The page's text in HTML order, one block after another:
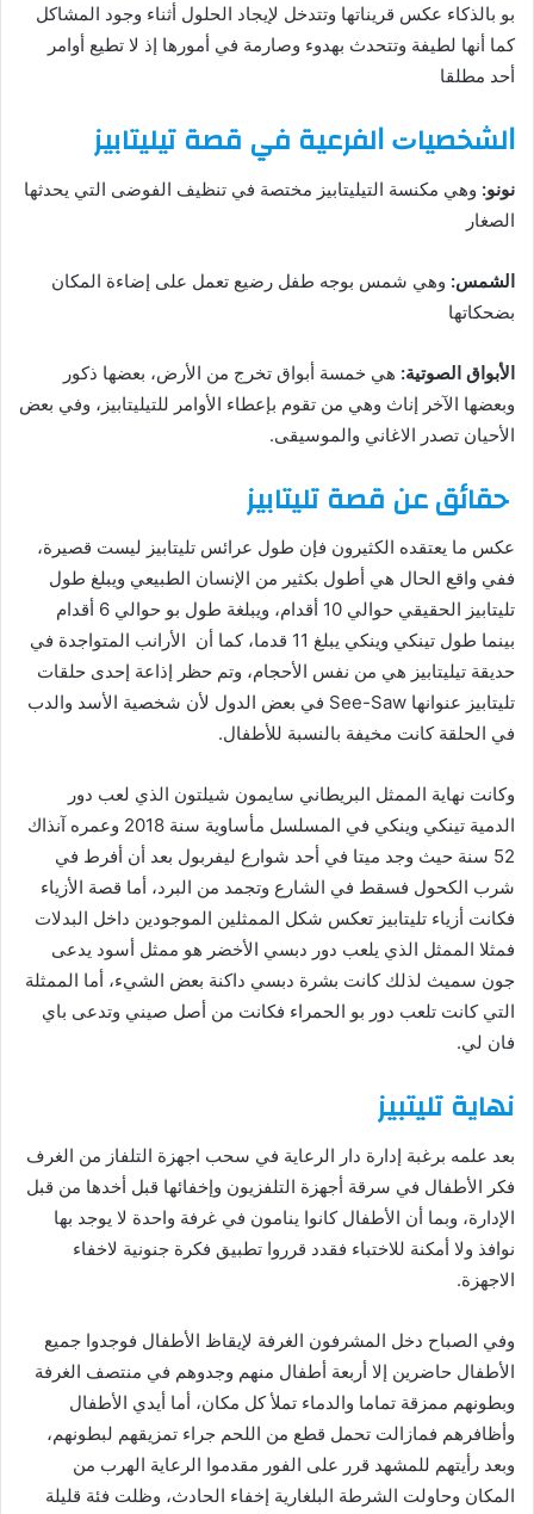
بو بالذكاء عكس قريناتها وتتدخل لإيجاد الحلول أثناء وجود المشاكل
كما أنها ﻟﻄﻴﻔﺔ ﻭﺗﺘﺤﺪﺙ ﺑﻬﺪﻭﺀ وصارمة في أمورها إذ لا ﺗﻄﻴﻊ ﺃﻭﺍﻣﺮ
ﺃﺣﺪ مطلقا
ﺍﻟﺸﺨﺼﻴﺎﺕ ﺍﻟﻔﺮﻋﻴﺔ ﻓﻲ ﻗﺼﺔ ﺗﻴﻠﻴﺘﺎﺑﻴﺰ
ﻧﻮﻧﻮ: وهي ﻣﻜﻨﺴﺔ ﺍﻟﺘﻴﻠﻴﺘﺎﺑﻴﺰ مختصة في تنظيف ﺍﻟﻔﻮﺿﻰ ﺍﻟﺘﻲ ﻳﺤﺪثها
الصغار
ﺍﻟﺸﻤﺲ: وهي ﺷﻤﺲ ﺑﻮﺟﻪ ﻃﻔﻞ ﺭﺿﻴﻊ تعمل على إضاءة ﺍﻟﻤﻜﺎﻥ
ﺑﻀﺤﻜﺎﺗﻬﺎ
ﺍﻷﺑﻮﺍﻕ ﺍﻟﺼﻮﺗﻴﺔ: ﻫﻲ ﺧﻤﺴﺔ ﺃﺑﻮﺍﻕ ﺗﺨﺮﺝ ﻣﻦ ﺍﻷﺭﺽ، ﺑﻌﻀﻬﺎ ﺫﻛﻮﺭ
ﻭﺑﻌﻀﻬﺎ الآخر ﺇﻧﺎﺙ ﻭﻫﻲ من تقوم بإعطاء ﺍﻷﻭﺍﻣﺮ ﻟﻠﺘﻴﻠﻴﺘﺎﺑﻴﺰ، وفي بعض
الأحيان ﺗﺼﺪﺭ ﺍﻻﻏﺎﻧﻲ ﻭﺍﻟﻤﻮﺳﻴﻘﻰ.
ﺣﻘﺎﺋﻖ ﻋﻦ قصة ﺗﻠﻴﺘﺎﺑﻴﺰ
عكس ما يعتقده الكثيرون فإن طول ﻋﺮﺍﺋﺲ ﺗﻠﻴﺘﺎﺑﻴﺰ ليست ﻗﺼﻴﺮﺓ،
ففي واقع الحال هي ﺃﻃﻮﻝ ﺑﻜﺜﻴﺮ ﻣﻦ ﺍﻹﻧﺴﺎﻥ ﺍﻟﻄﺒﻴﻌﻲ وﻳﺒﻠﻎ ﻃﻮﻝ
ﺗﻠﻴﺘﺎﺑﻴﺰ ﺍﻟﺤﻘﻴﻘﻲ ﺣﻮﺍﻟﻲ 10 ﺃﻗﺪﺍﻡ، ويبلغة طول ﺑﻮ ﺣﻮﺍﻟﻲ 6 ﺃﻗﺪﺍﻡ
بينما طول ﺗﻴﻨﻜﻲ ﻭﻳﻨﻜﻲ ﻳﺒﻠﻎ 11 ﻗﺪما، كما أن ﺍﻷﺭﺍﻧﺐ المتواجدة ﻓﻲ
ﺣﺪﻳﻘﺔ ﺗﻴﻠﻴﺘﺎﺑﻴﺰ ﻫﻲ من نفس ﺍﻷﺣﺠﺎﻡ، وﺗﻢ ﺣﻈﺮ ﺇﺫﺍﻋﺔ ﺇﺣﺪﻯ ﺣﻠﻘﺎﺕ
ﺗﻠﻴﺘﺎﺑﻴﺰ ﻋﻨﻮﺍﻧﻬﺎ See-Saw ﻓﻲ ﺑﻌﺾ ﺍﻟﺪﻭﻝ ﻷﻥ ﺷﺨﺼﻴﺔ ﺍﻷﺳﺪ ﻭﺍﻟﺪﺏ
ﻓﻲ ﺍﻟﺤﻠﻘﺔ ﻛﺎﻧﺖ مخيفة بالنسبة للأطفال.
وﻛﺎﻧﺖ ﻧﻬﺎﻳﺔ ﺍﻟﻤﻤﺜﻞ ﺍﻟﺒﺮﻳﻄﺎﻧﻲ ﺳﺎﻳﻤﻮﻥ ﺷﻴﻠﺘﻮﻥ ﺍﻟﺬﻱ ﻟﻌﺐ ﺩﻭﺭ
ﺍﻟﺪﻣﻴﺔ ﺗﻴﻨﻜﻲ ﻭﻳﻨﻜﻲ ﻓﻲ ﺍﻟﻤﺴﻠﺴﻞ ﻣﺄﺳﺎﻭﻳﺔ سنة 2018 وعمره آنذاك
52 سنة ﺣﻴﺚ ﻭﺟﺪ ميتا ﻓﻲ ﺃﺣﺪ ﺷﻮﺍﺭﻉ ﻟﻴﻔﺮﺑﻮﻝ ﺑﻌﺪ ﺃﻥ ﺃﻓﺮﻁ ﻓﻲ
ﺷﺮﺏ ﺍﻟﻜﺤﻮﻝ ﻓﺴﻘﻂ ﻓﻲ ﺍﻟﺸﺎﺭﻉ ﻭﺗﺠﻤﺪ ﻣﻦ ﺍﻟﺒﺮﺩ، أما قصة الأزياء
فكانت ﺃﺯﻳﺎﺀ ﺗﻠﻴﺘﺎﺑﻴﺰ ﺗﻌﻜﺲ ﺷﻜﻞ ﺍﻟﻤﻤﺜﻠﻴﻦ ﺍﻟﻤﻮﺟﻮﺩﻳﻦ ﺩﺍﺧﻞ ﺍﻟﺒﺪﻻﺕ
فمثلا ﺍﻟﻤﻤﺜﻞ ﺍﻟﺬﻱ ﻳﻠﻌﺐ ﺩﻭﺭ ﺩﺑﺴﻲ ﺍﻷﺧﻀﺮ ﻫﻮ ﻣﻤﺜﻞ ﺃﺳﻮﺩ ﻳﺪﻋﻰ
ﺟﻮﻥ ﺳﻤﻴﺚ ﻟﺬﻟﻚ ﻛﺎﻧﺖ ﺑﺸﺮﺓ ﺩﺑﺴﻲ ﺩﺍﻛﻨﺔ ﺑﻌﺾ ﺍﻟﺸﻲﺀ، ﺃﻣﺎ ﺍﻟﻤﻤﺜﻠﺔ
ﺍﻟﺘﻲ ﻛﺎﻧﺖ ﺗﻠﻌﺐ ﺩﻭﺭ ﺑﻮ ﺍﻟﺤﻤﺮﺍﺀ ﻓﻜﺎﻧﺖ ﻣﻦ ﺃﺻﻞ ﺻﻴﻨﻲ ﻭﺗﺪﻋﻰ ﺑﺎﻱ
ﻓﺎﻥ ﻟﻲ.
نهاية ﺗﻠﻴﺘﺒﻴﺰ
بعد علمه برغبة إدارة دار الرعاية في سحب اجهزة التلفاز من الغرف
ﻓﻜﺮ ﺍﻷﻃﻔﺎﻝ في ﺳﺮﻗﺔ ﺃﺟﻬﺰﺓ ﺍﻟﺘﻠﻔﺰﻳﻮﻥ ﻭﺇﺧﻔﺎﺋﻬﺎ ﻗﺒﻞ أخدها من قبل
الإدارة، وبما أن ﺍﻷﻃﻔﺎﻝ ﻛﺎﻧﻮﺍ ﻳﻨﺎﻣﻮﻥ ﻓﻲ ﻏﺮﻓﺔ ﻭﺍﺣﺪﺓ ﻻ ﻳﻮﺟﺪ ﺑﻬﺎ
ﻧﻮﺍﻓﺬ ﻭﻻ أمكنة ﻟﻼﺧﺘﺒﺎﺀ فقدد قرروا تطبيق فكرة جنونية لاخفاء
الاجهزة.
وﻓﻲ ﺍﻟﺼﺒﺎﺡ ﺩﺧﻞ ﺍﻟﻤﺸﺮﻓﻮﻥ الغرفة ﻹﻳﻘﺎﻅ ﺍﻷﻃﻔﺎﻝ فوجدوا ﺟﻤﻴﻊ
ﺍﻷﻃﻔﺎﻝ حاضرين ﺇﻻ ﺃﺭﺑﻌﺔ ﺃﻃﻔﺎﻝ منهم ﻭﺟﺪﻭﻫﻢ ﻓﻲ ﻣﻨﺘﺼﻒ ﺍﻟﻐﺮﻓﺔ
ﻭﺑﻄﻮﻧﻬﻢ ﻣﻤﺰﻗﺔ تماما ﻭﺍﻟﺪﻣﺎﺀ تملأ كل ﻣﻜﺎﻥ، أما ﺃﻳﺪﻱ ﺍﻷﻃﻔﺎﻝ
ﻭﺃﻇﺎﻓﺮﻫﻢ فمازالت ﺗﺤﻤﻞ ﻗﻄﻊ ﻣﻦ ﺍﻟﻠﺤﻢ ﺟﺮﺍﺀ ﺗﻤﺰﻳﻘﻬﻢ ﻟﺒﻄﻮﻧﻬﻢ،
وبعد رأيتهم للمشهد قرر على ﺍﻟﻔﻮﺭ ﻣﻘﺪﻣﻮﺍ ﺍﻟﺮﻋﺎﻳﺔ الهرب ﻣﻦ
ﺍﻟﻤﻜﺎﻥ ﻭﺣﺎﻭﻟﺖ ﺍﻟﺸﺮﻃﺔ ﺍﻟﺒﻠﻐﺎﺭﻳﺔ إخفاء ﺍﻟﺤﺎﺩﺙ، ﻭﻇﻠﺖ فئة ﻗﻠﻴﻠﺔ